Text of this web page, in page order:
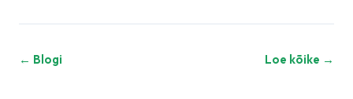
← Blogi Loe kõike →